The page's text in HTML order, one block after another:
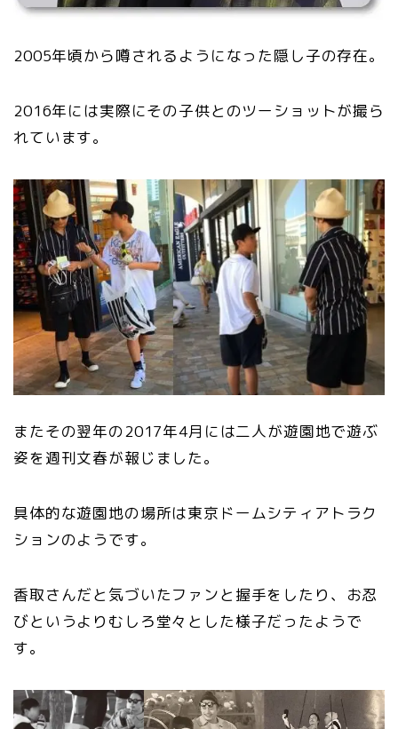
2005年頃から噂されるようになった隠し子の存在。
2016年には実際にその子供とのツーショットが撮ら
れています。
またその翌年の2017年4月には二人が遊園地で遊ぶ
姿を週刊文春が報じました。
具体的な遊園地の場所は東京ドームシティアトラク
ションのようです。
香取さんだと気づいたファンと握手をしたり、お忍
びというよりむしろ堂々とした様子だったようで
す。